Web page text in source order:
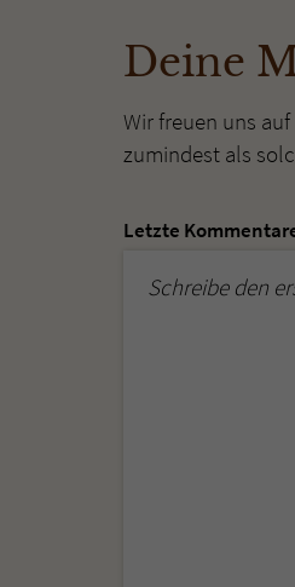
Deine
Wir freuen uns
zumindest als
Letzte
Schreibe den